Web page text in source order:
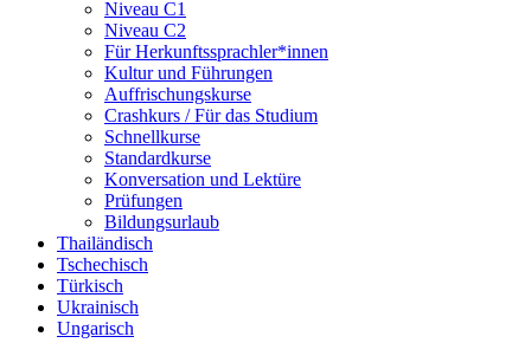
Niveau C1
Niveau C2
Für Herkunftssprachler*innen
Kultur und Führungen
Auffrischungskurse
Crashkurs / Für das Studium
Schnellkurse
Standardkurse
Konversation und Lektüre
Prüfungen
Bildungsurlaub
Thailändisch
Tschechisch
Türkisch
Ukrainisch
Ungarisch